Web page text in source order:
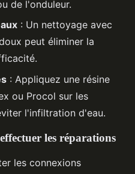
de l'onduleur.
: Un nettoyage avec
peut éliminer la
: Appliquez une résine
ou Procol sur les
l'infiltration d'eau.
les réparations
les connexions